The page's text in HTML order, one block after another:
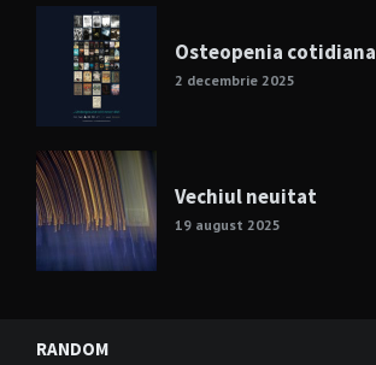
Osteopenia cotidiana
2 decembrie 2025
Vechiul neuitat
19 august 2025
RANDOM